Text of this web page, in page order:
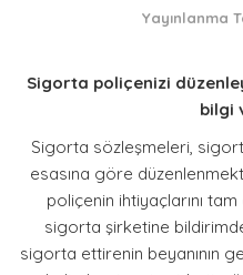
SIK
ÇÖZÜM
Yayınlanma
Sigorta poliçenizi
bilgi
Sigorta sözleşmeleri,
esasına göre
poliçenin ihtiyaçlarını
sigorta şirketine
sigorta ettirenin beyanının